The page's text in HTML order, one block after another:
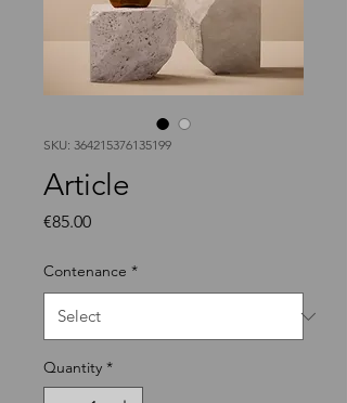
SKU: 364215376135199
Article
€85.00Price
Contenance *
Quantity *